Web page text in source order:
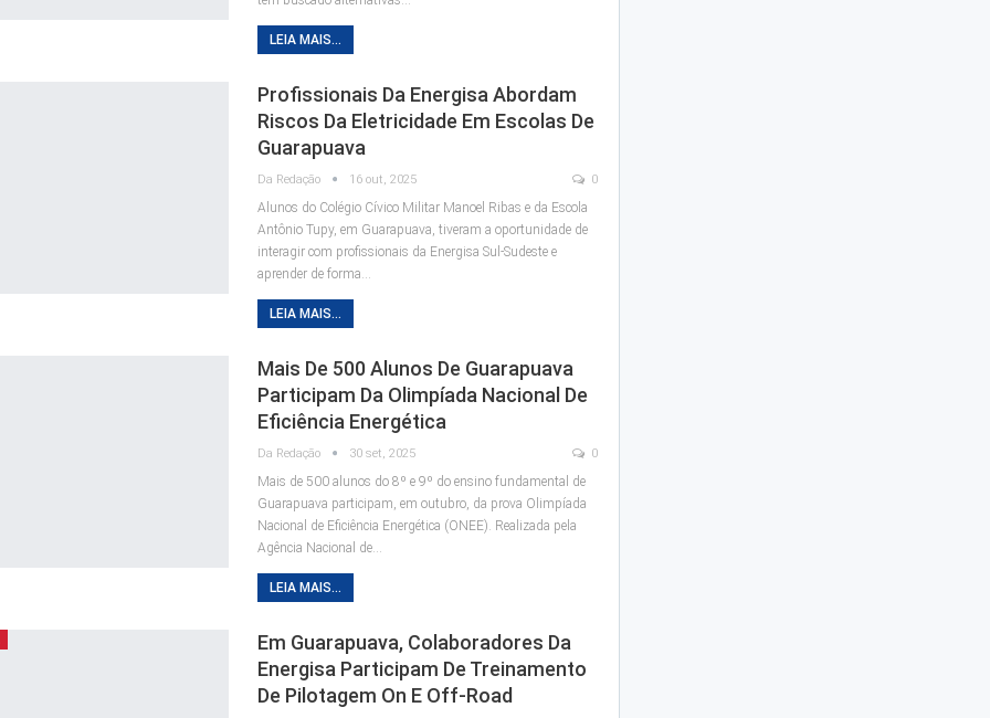
LEIA MAIS...
Profissionais Da Energisa Abordam
Riscos Da Eletricidade Em Escolas De
Guarapuava
Da Redação 16 out, 2025 0
Alunos do Colégio Cívico Militar Manoel Ribas e da Escola
Antônio Tupy, em Guarapuava, tiveram a oportunidade de
interagir com profissionais da Energisa Sul-Sudeste e
aprender de forma…
LEIA MAIS...
Mais De 500 Alunos De Guarapuava
Participam Da Olimpíada Nacional De
Eficiência Energética
Da Redação 30 set, 2025 0
Mais de 500 alunos do 8º e 9º do ensino fundamental de
Guarapuava participam, em outubro, da prova Olimpíada
Nacional de Eficiência Energética (ONEE). Realizada pela
Agência Nacional de…
LEIA MAIS...
Em Guarapuava, Colaboradores Da
Energisa Participam De Treinamento
De Pilotagem On E Off-Road